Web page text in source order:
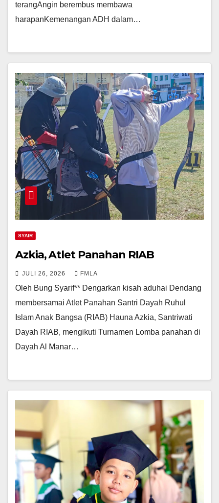
terangAngin berembus membawa
harapanKemenangan ADH dalam…
SYAIR
Azkia, Atlet Panahan RIAB
JULI 26, 2026 FMLA
Oleh Bung Syarif** Dengarkan kisah aduhai Dendang
membersamai Atlet Panahan Santri Dayah Ruhul
Islam Anak Bangsa (RIAB) Hauna Azkia, Santriwati
Dayah RIAB, mengikuti Turnamen Lomba panahan di
Dayah Al Manar…